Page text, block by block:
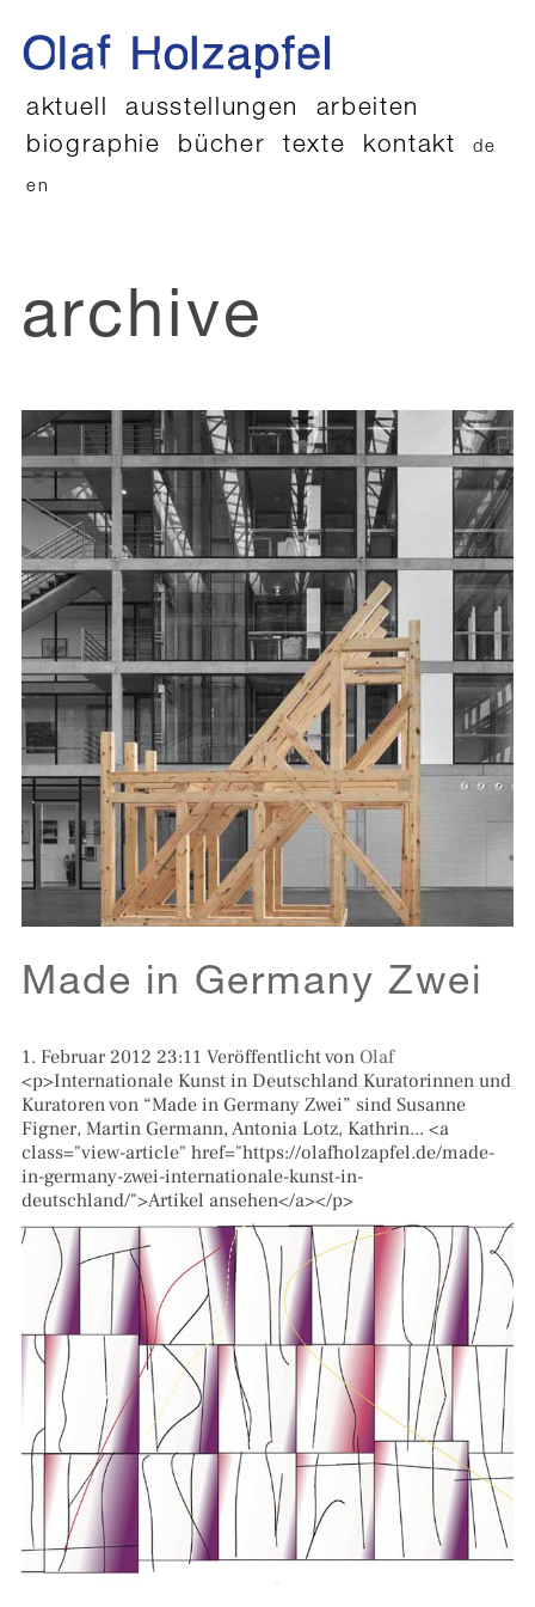
aktuell ausstellungen
arbeiten
biographie
bücher texte kontakt de
en
archive
Made in Germany Zwei
1. Februar 2012 23:11 Veröffentlicht von Olaf
<p>Internationale Kunst in Deutschland Kuratorinnen und
Kuratoren von “Made in Germany Zwei” sind Susanne
Figner, Martin Germann, Antonia Lotz, Kathrin... <a
class="view-article" href="https://olafholzapfel.de/made-
in-germany-zwei-internationale-kunst-in-
deutschland/">Artikel ansehen</a></p>